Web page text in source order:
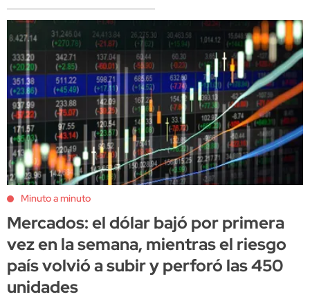
Minuto a minuto
Mercados: el dólar bajó por primera
vez en la semana, mientras el riesgo
país volvió a subir y perforó las 450
unidades